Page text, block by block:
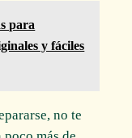
para
y fáciles
no te